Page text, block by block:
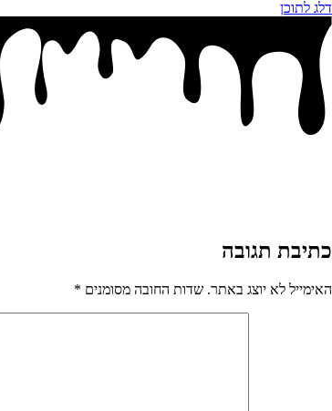
דלג לתוכן
כתיבת תגובה
האימייל לא יוצג באתר. שדות החובה מסומנים *